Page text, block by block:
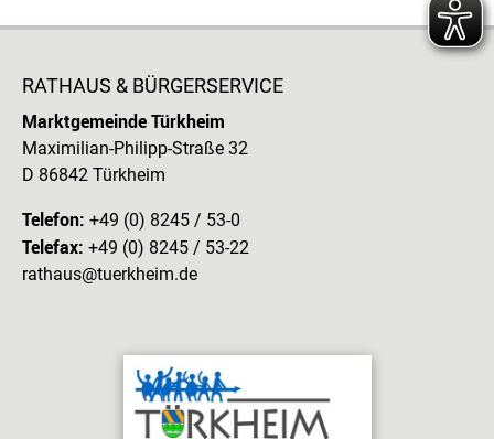
RATHAUS & BÜRGERSERVICE
Marktgemeinde Türkheim
Maximilian-Philipp-Straße 32
D 86842 Türkheim
Telefon: +49 (0) 8245 / 53-0
Telefax: +49 (0) 8245 / 53-22
rathaus@tuerkheim.de